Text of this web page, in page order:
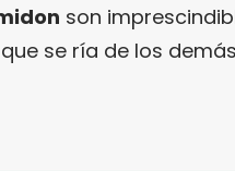
son
se ría de los